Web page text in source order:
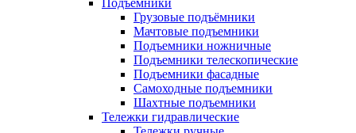
Подъемники
Грузовые подъёмники
Мачтовые подъемники
Подъемники ножничные
Подъемники телескопические
Подъемники фасадные
Самоходные подъемники
Шахтные подъемники
Тележки гидравлические